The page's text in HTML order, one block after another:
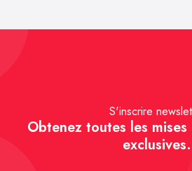
S'inscrire
Obtenez toutes les
exclusives.